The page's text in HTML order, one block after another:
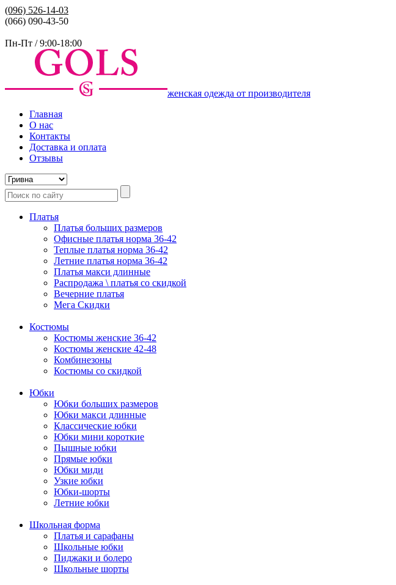
(096) 526-14-03
(066) 090-43-50
Пн-Пт / 9:00-18:00
женская одежда от производителя
Главная
О нас
Контакты
Доставка и оплата
Отзывы
Платья
Платья больших размеров
Офисные платья норма 36-42
Теплые платья норма 36-42
Летние платья норма 36-42
Платья макси длинные
Распродажа \ платья со скидкой
Вечерние платья
Мега Скидки
Костюмы
Костюмы женские 36-42
Костюмы женские 42-48
Комбинезоны
Костюмы со скидкой
Юбки
Юбки больших размеров
Юбки макси длинные
Классические юбки
Юбки мини короткие
Пышные юбки
Прямые юбки
Юбки миди
Узкие юбки
Юбки-шорты
Летние юбки
Школьная форма
Платья и сарафаны
Школьные юбки
Пиджаки и болеро
Школьные шорты